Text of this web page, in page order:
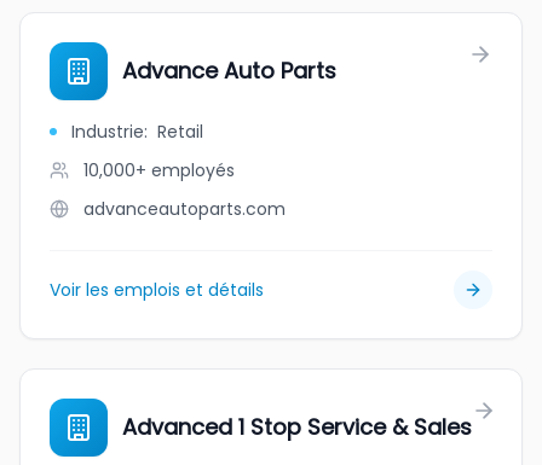
Advance Auto Parts
Industrie: Retail
10,000+ employés
advanceautoparts.com
Voir les emplois et détails
Advanced 1 Stop Service & Sales